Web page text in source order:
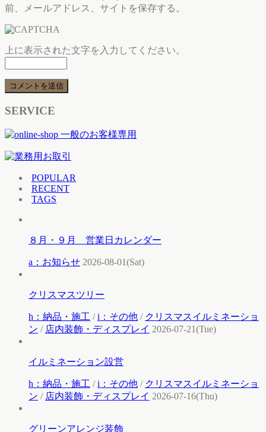
前、メールアドレス、サイトを保存する。
上に表示された文字を入力してください。
SERVICE
POPULAR
RECENT
TAGS
８月・９月 営業日カレンダー
a：お知らせ 2026-08-01(Sat)
クリスマスツリー
h：納品・施工 /i：その他 / クリスマスイルミネーショ
ン / 店内装飾・ディスプレイ 2026-07-21(Tue)
イルミネーション設営
h：納品・施工 /i：その他 / クリスマスイルミネーショ
ン / 店内装飾・ディスプレイ 2026-07-16(Thu)
グリーンアレンジ装飾